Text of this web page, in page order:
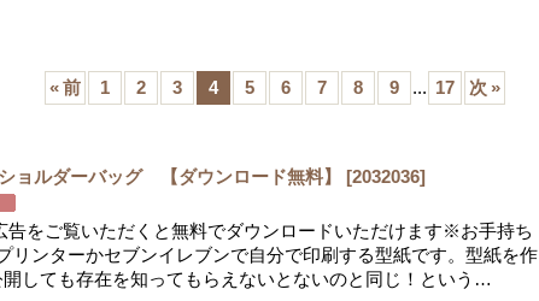
«前 1 2 3 4 5 6 7 8 9 ... 17 次 »
ョルダーバッグ 【ダウンロード無料】 [2032036]
告をご覧いただくと無料でダウンロードいただけます※お手持ち
リンターかセブンイレブンで自分で印刷する型紙です。型紙を作
開しても存在を知ってもらえないとないのと同じ！という…